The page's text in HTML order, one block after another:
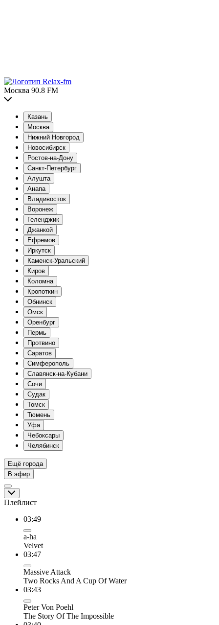
Москва 90.8 FM
Казань
Москва
Нижний Новгород
Новосибирск
Ростов-на-Дону
Санкт-Петербург
Алушта
Анапа
Владивосток
Воронеж
Геленджик
Джанкой
Ефремов
Иркутск
Каменск-Уральский
Киров
Коломна
Кропоткин
Обнинск
Омск
Оренбург
Пермь
Протвино
Саратов
Симферополь
Славянск-на-Кубани
Сочи
Судак
Томск
Тюмень
Уфа
Чебоксары
Челябинск
Ещё города
В эфир
Плейлист
03:49
a-ha
Velvet
03:47
Massive Attack
Two Rocks And A Cup Of Water
03:43
Peter Von Poehl
The Story Of The Impossible